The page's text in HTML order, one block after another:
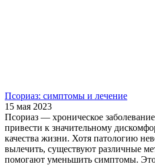
Псориаз: симптомы и лечение
15 мая 2023
Псориаз — хроническое
привести к значительному
качества жизни. Хотя патологию
вылечить, существуют различные
помогают уменьшить симптомы. Это